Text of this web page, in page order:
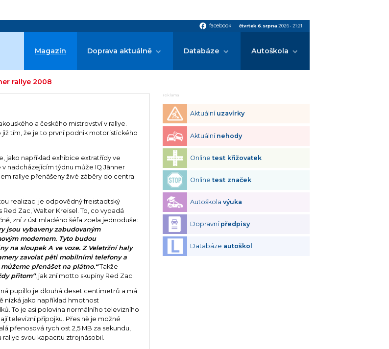
facebook facebook čtvrtek 6.srpna 2026• 21:21
Magazín Doprava aktuálně Databáze Autoškola
rallye 2008
a českého mistrovství v rallye.
tím, že je to první podnik motoristického
jako například exhibice extratřídy ve
nadcházejícím týdnu může IQ Jänner
rallye přenášeny živé záběry do centra
realizaci je odpovědný freistadtský
Red Zac, Walter Kreisel. To, co vypadá
zní z úst mladého šéfa zcela jednoduše:
jsou vybaveny zabudovaným
modemem. Tyto budou
na sloupek A ve voze. Z Veletržní haly
zavolat pěti mobilními telefony a
přenášet na plátno.“Takže
přitom“, jak zní motto skupiny Red Zac.
pupillo je dlouhá deset centimetrů a má
nízká jako například hmotnost
To je asi polovina normálního televizního
televizní přípojku. Přes ně je možné
přenosová rychlost 2,5 MB za sekundu,
svou kapacitu ztrojnásobil.
reklama
Aktuální uzavírky
Aktuální nehody
Onlinetest křižovatek
Onlinetest značek
Autoškolavýuka
Dopravní předpisy
Databáze autoškol